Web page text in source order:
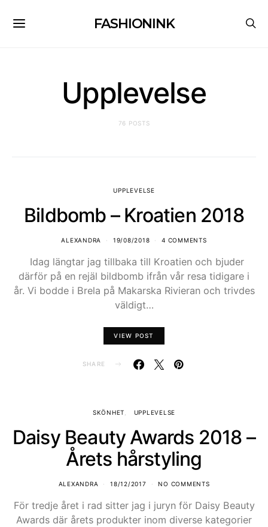
FASHIONINK
Upplevelse
76 POSTS
UPPLEVELSE
Bildbomb – Kroatien 2018
ALEXANDRA 19/08/2018 4 COMMENTS
Idag längtar jag tillbaka till Kroatien och bjuder
därför på en rejäl bildbomb ifrån vår resa tidigare i
år. Vi bodde i Brela på Makarska Rivieran och trivdes
väldigt…
VIEW POST
SHARE
SKÖNHET UPPLEVELSE
Daisy Beauty Awards 2018 –
Årets hårstyling
ALEXANDRA 18/12/2017 NO COMMENTS
För tredje året i rad sitter jag i juryn för Daisy Beauty
Awards där årets produkter inom diverse kategorier